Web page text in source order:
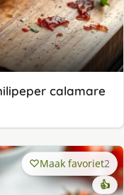
calamare
Maak favoriet2
👍